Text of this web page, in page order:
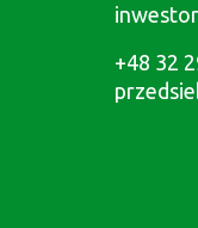
+48 32